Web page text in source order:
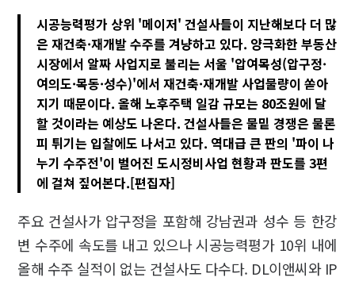
시공능력평가 상위 '메이저' 건설사들이 지난해보다 더 많
은 재건축·재개발 수주를 겨냥하고 있다. 양극화한 부동산
시장에서 알짜 사업지로 불리는 서울 '압여목성(압구정·
여의도·목동·성수)'에서 재건축·재개발 사업물량이 쏟아
지기 때문이다. 올해 노후주택 일감 규모는 80조원에 달
할 것이라는 예상도 나온다. 건설사들은 물밑 경쟁은 물론
피 튀기는 입찰에도 나서고 있다. 역대급 큰 판의 '파이 나
누기 수주전'이 벌어진 도시정비사업 현황과 판도를 3편
에 걸쳐 짚어본다.[편집자]
주요 건설사가 압구정을 포함해 강남권과 성수 등 한강
변 수주에 속도를 내고 있으나 시공능력평가 10위 내에
올해 수주 실적이 없는 건설사도 다수다. DL이앤씨와 IP